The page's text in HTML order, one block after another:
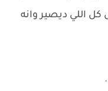
اللي ديصير وانه